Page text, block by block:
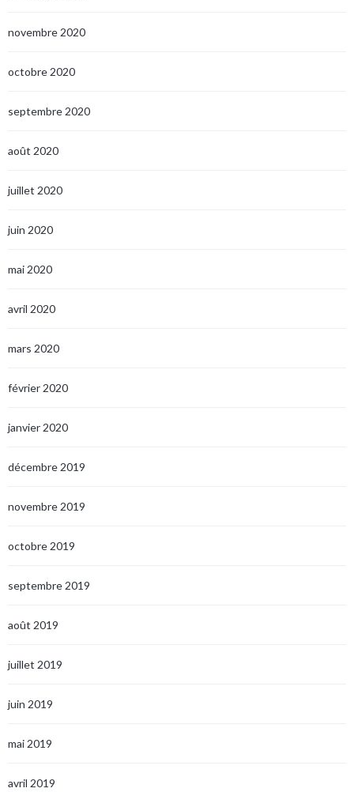
novembre 2020
octobre 2020
septembre 2020
août 2020
juillet 2020
juin 2020
mai 2020
avril 2020
mars 2020
février 2020
janvier 2020
décembre 2019
novembre 2019
octobre 2019
septembre 2019
août 2019
juillet 2019
juin 2019
mai 2019
avril 2019